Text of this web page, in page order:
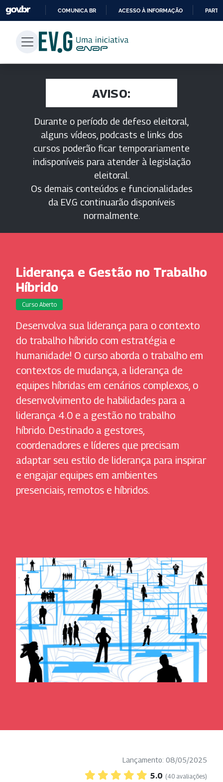
PARA
CONTEÚDO
COMUNICA BR ACESSO À INFORMAÇÃO
AVISO:
Durante o período de defeso eleitoral,
alguns vídeos, podcasts e links dos
cursos poderão ficar temporariamente
indisponíveis para atender à legislação
eleitoral.
Os demais conteúdos e funcionalidades
da EV.G continuarão disponíveis
normalmente.
Liderança e Gestão no Trabalho
Híbrido
Curso Aberto
Desenvolva sua liderança para o contexto
do trabalho híbrido com estratégia e
humanidade! O curso aborda o trabalho em
contextos de mudança, a liderança de
equipes híbridas em cenários complexos, o
desenvolvimento de habilidades para a
liderança 4.0 e a gestão no trabalho
híbrido. Destinado a gestores,
coordenadores e líderes que precisam
adaptar seu estilo de liderança para inspirar
e engajar equipes em ambientes
presenciais, remotos e híbridos.
Lançamento: 08/05/2025
5.0 (40 avaliações)